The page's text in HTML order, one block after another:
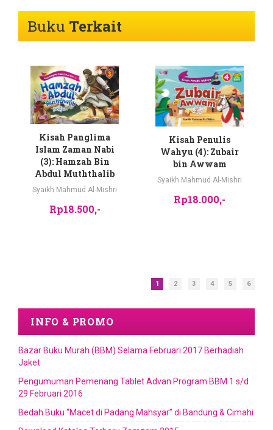
Buku Terkait
Kisah Panglima
Islam Zaman Nabi
(3): Hamzah Bin
Abdul Muththalib
Syaikh Mahmud Al-Mishri
Rp18.500,-
Kisah Penulis
Wahyu (4): Zubair
bin Awwam
Syaikh Mahmud Al-Mishri
Rp18.000,-
1 2 3 4 5 6
INFO & PROMO
Bazar Buku Murah (BBM) Selama Februari 2017 Berhadiah
Jaket
Pengumuman Pemenang Tablet Advan Program BBM 1 s/d
29 Februari 2016
Bedah Buku “Macet di Padang Mahsyar” di Bandung & Cimahi